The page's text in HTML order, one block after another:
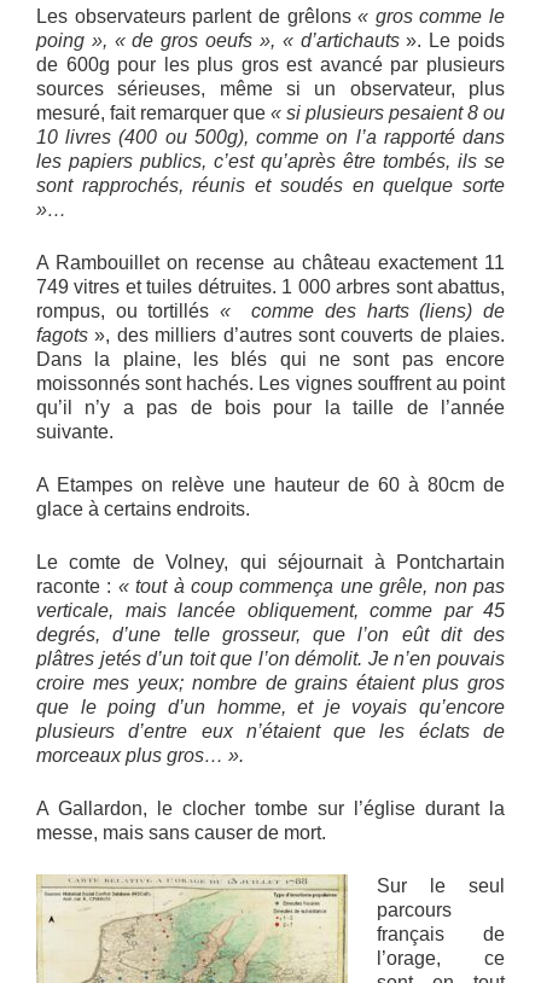
Les observateurs parlent de grêlons« gros comme le
poing », « de gros oeufs », « d’artichauts». Le poids
de 600g pour les plus gros est avancé par plusieurs
sources sérieuses, même si un observateur, plus
mesuré, fait remarquer que « si plusieurs pesaient 8 ou
10 livres (400 ou 500g), comme on l’a rapporté dans
les papiers publics, c’est qu’après être tombés, ils se
sont rapprochés, réunis et soudés en quelque sorte
»…
A Rambouillet on recense au château exactement 11
749 vitres et tuiles détruites. 1 000 arbres sont abattus,
rompus, ou tortillés « comme des harts (liens) de
fagots», des milliers d’autres sont couverts de plaies.
Dans la plaine, les blés qui ne sont pas encore
moissonnés sont hachés. Les vignes souffrent au point
qu’il n’y a pas de bois pour la taille de l’année
suivante.
A Etampes on relève une hauteur de 60 à 80cm de
glace à certains endroits.
Le comte de Volney, qui séjournait à Pontchartain
raconte : « tout à coup commença une grêle, non pas
verticale, mais lancée obliquement, comme par 45
degrés, d’une telle grosseur, que l’on eût dit des
plâtres jetés d’un toit que l’on démolit. Je n’en pouvais
croire mes yeux; nombre de grains étaient plus gros
que le poing d’un homme, et je voyais qu’encore
plusieurs d’entre eux n’étaient que les éclats de
morceaux plus gros… ».
A Gallardon, le clocher tombe sur l’église durant la
messe, mais sans causer de mort.
Sur le seul
parcours
français de
l’orage, ce